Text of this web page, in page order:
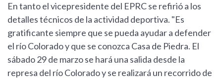
En tanto el vicepresidente del EPRC se refirió a los
detalles técnicos de la actividad deportiva. "Es
gratificante siempre que se pueda ayudar a defender
el río Colorado y que se conozca Casa de Piedra. El
sábado 29 de marzo se hará una salida desde la
represa del río Colorado y se realizará un recorrido de